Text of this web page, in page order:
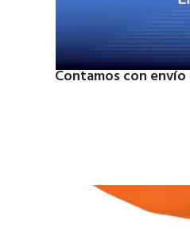
Contamos con